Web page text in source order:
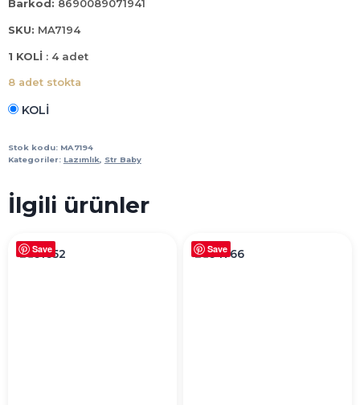
Barkod: 8690089071941
SKU: MA7194
1 KOLİ : 4 adet
8 adet stokta
KOLİ
PREMIUM
RELAX
adet
Stok kodu: MA7194
Kategoriler: Lazımlık, Str Baby
İlgili ürünler
Save Save